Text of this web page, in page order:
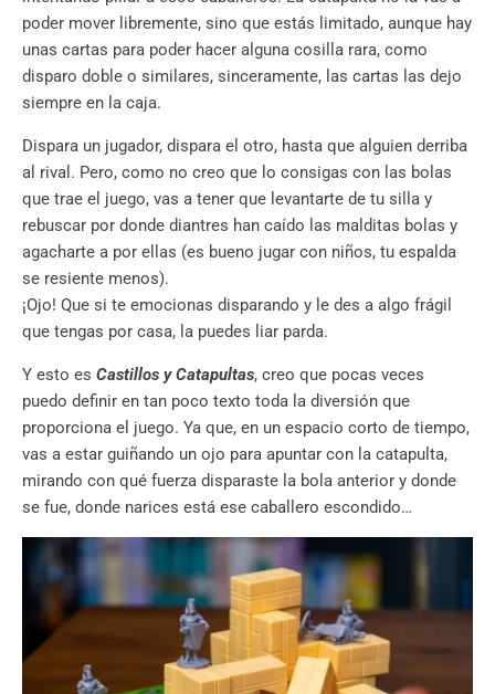
poder mover libremente, sino que estás limitado, aunque hay
unas cartas para poder hacer alguna cosilla rara, como
disparo doble o similares, sinceramente, las cartas las dejo
siempre en la caja.
Dispara un jugador, dispara el otro, hasta que alguien derriba
al rival. Pero, como no creo que lo consigas con las bolas
que trae el juego, vas a tener que levantarte de tu silla y
rebuscar por donde diantres han caído las malditas bolas y
agacharte a por ellas (es bueno jugar con niños, tu espalda
se resiente menos).
¡Ojo! Que si te emocionas disparando y le des a algo frágil
que tengas por casa, la puedes liar parda.
Y esto es Castillos y Catapultas, creo que pocas veces
puedo definir en tan poco texto toda la diversión que
proporciona el juego. Ya que, en un espacio corto de tiempo,
vas a estar guiñando un ojo para apuntar con la catapulta,
mirando con qué fuerza disparaste la bola anterior y donde
se fue, donde narices está ese caballero escondido…